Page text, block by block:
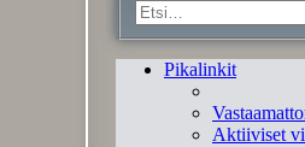
Pikalinkit
Aktiiviset